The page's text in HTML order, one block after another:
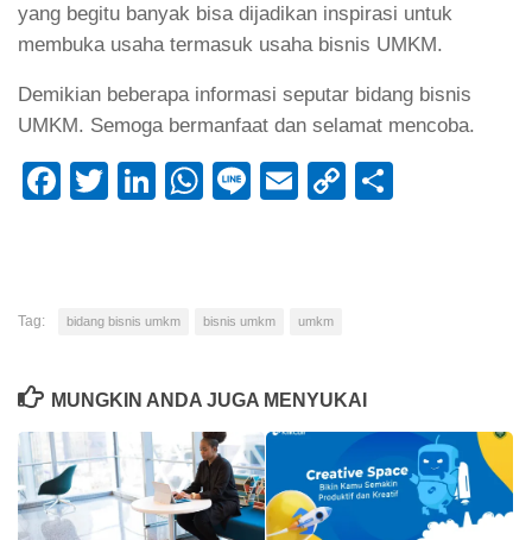
yang begitu banyak bisa dijadikan inspirasi untuk
membuka usaha termasuk usaha bisnis UMKM.
Demikian beberapa informasi seputar bidang bisnis
UMKM. Semoga bermanfaat dan selamat mencoba.
Facebook
TwitterLinkedIn
WhatsApp
LineEmailCopy
Tag: bidang bisnis umkm bisnis umkm umkm
MUNGKIN ANDA JUGA MENYUKAI